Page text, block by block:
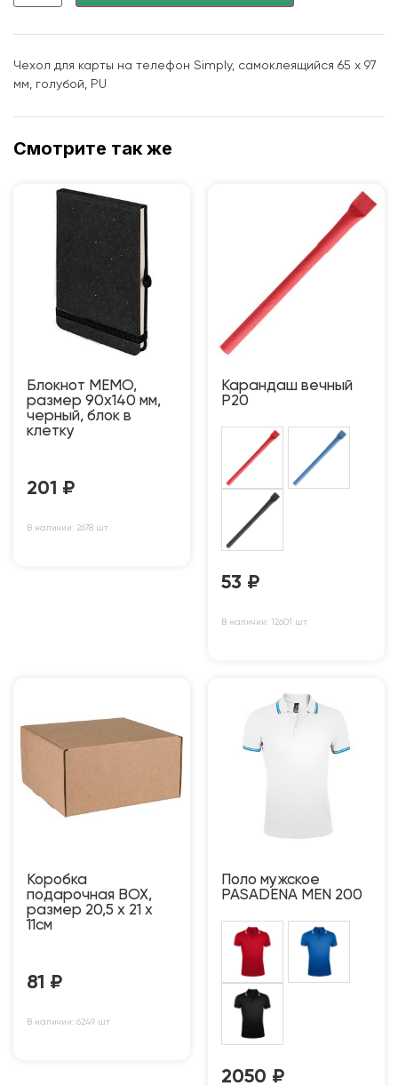
Чехол для карты на телефон Simply, самоклеящийся 65 х 97
мм, голубой, PU
Смотрите так же
Блокнот MEMO,
размер 90х140 мм,
черный, блок в
клетку
201 ₽
В наличии: 2678 шт
Карандаш вечный
P20
53 ₽
В наличии: 12601 шт
Коробка
подарочная BOX,
размер 20,5 x 21 x
11см
81 ₽
В наличии: 6249 шт
Поло мужское
PASADENA MEN 200
2050 ₽